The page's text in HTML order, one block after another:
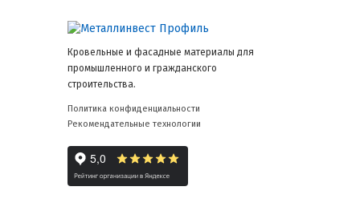
Кровельные и фасадные материалы для
промышленного и гражданского
строительства.
Политика конфиденциальности
Рекомендательные технологии